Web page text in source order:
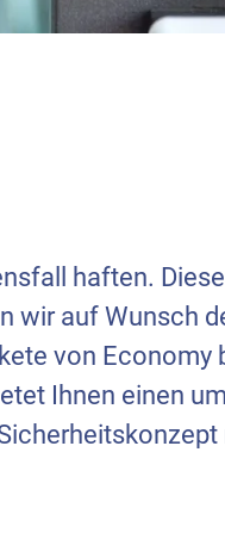
haften.
wir auf Wunsch
von Economy
Ihnen einen